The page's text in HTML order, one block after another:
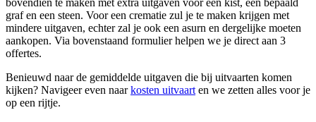
graf en een steen. Voor een crematie zul je te maken krijgen met
mindere uitgaven, echter zal je ook een asurn en dergelijke moeten
aankopen. Via bovenstaand formulier helpen we je direct aan 3
offertes.
Benieuwd naar de gemiddelde uitgaven die bij uitvaarten komen
kijken? Navigeer even naarkosten uitvaart en we zetten alles voor je
op een rijtje.